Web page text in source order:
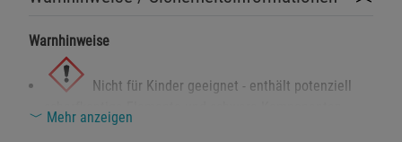
Warnhinweise
Nicht für Kinder geeignet - enthält potenziell
Mehr anzeigen